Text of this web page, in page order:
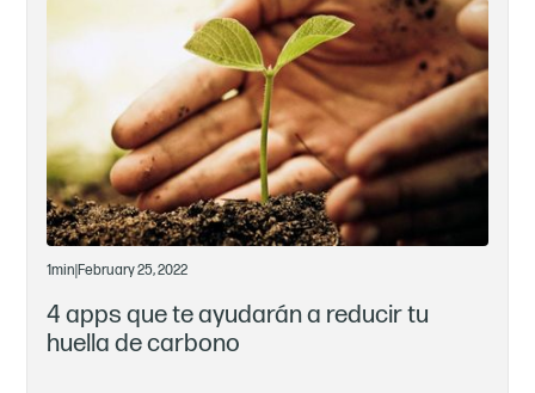
1min |February 25, 2022
4 apps que te ayudarán a reducir tu
huella de carbono